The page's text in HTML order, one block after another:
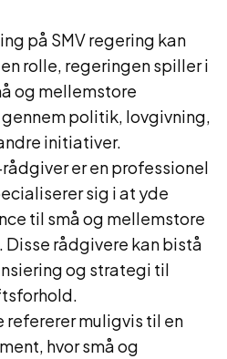
på SMV regering kan
rolle, regeringen spiller i
og mellemstore
gennem politik, lovgivning,
initiativer.
er en professionel
sig i at yde
til små og mellemstore
Disse rådgivere kan bistå
og strategi til
muligvis til en
hvor små og